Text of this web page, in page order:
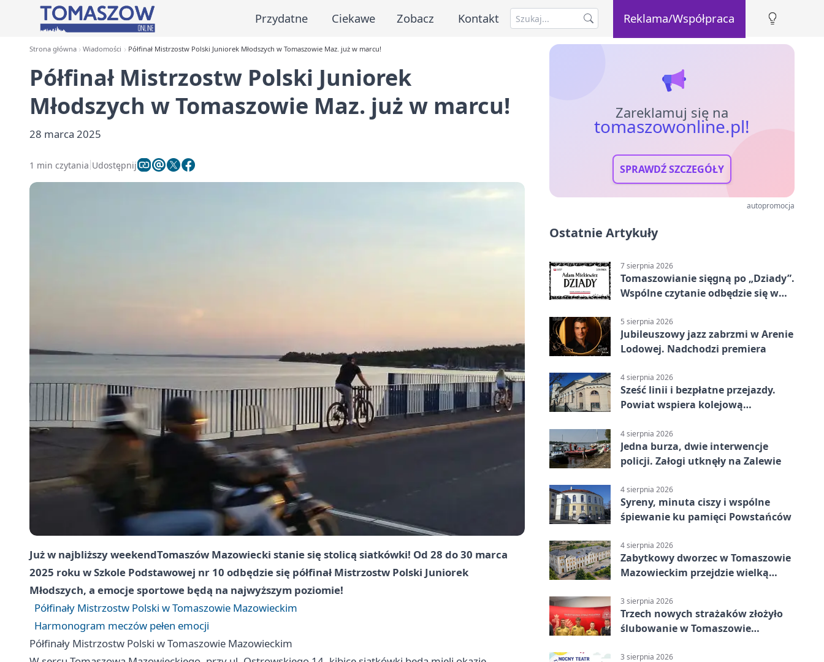
Przydatne Ciekawe Zobacz Kontakt Reklama/Współpraca
Strona główna Wiadomości Półfinał Mistrzostw Polski Juniorek Młodszych w Tomaszowie Maz. już w marcu!
Półfinał Mistrzostw Polski Juniorek
Młodszych w Tomaszowie Maz. już w marcu!
28 marca 2025
1 min czytania Udostępnij
Już w najbliższy weekendTomaszów Mazowiecki stanie się stolicą siatkówki! Od 28 do 30 marca
2025 roku w Szkole Podstawowej nr 10 odbędzie się półfinał Mistrzostw Polski Juniorek
Młodszych, a emocje sportowe będą na najwyższym poziomie!
Półfinały Mistrzostw Polski w Tomaszowie Mazowieckim
Harmonogram meczów pełen emocji
Półfinały Mistrzostw Polski w Tomaszowie Mazowieckim
Zareklamuj się na
tomaszowonline.pl!
SPRAWDŹ SZCZEGÓŁY
autopromocja
Ostatnie Artykuły
7 sierpnia 2026
Tomaszowianie sięgną po „Dziady”.
Wspólne czytanie odbędzie się w
5 sierpnia 2026
Jubileuszowy jazz zabrzmi w Arenie
Lodowej. Nadchodzi premiera
4 sierpnia 2026
Sześć linii i bezpłatne przejazdy.
Powiat wspiera kolejową
4 sierpnia 2026
Jedna burza, dwie interwencje
policji. Załogi utknęły na Zalewie
4 sierpnia 2026
Syreny, minuta ciszy i wspólne
śpiewanie ku pamięci Powstańców
4 sierpnia 2026
Zabytkowy dworzec w Tomaszowie
Mazowieckim przejdzie wielką
wykonawcy
3 sierpnia 2026
Trzech nowych strażaków złożyło
ślubowanie w Tomaszowie
3 sierpnia 2026